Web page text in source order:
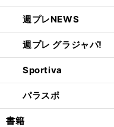
週プレNEWS
週プレ グラジャパ!
Sportiva
パラスポ
書籍